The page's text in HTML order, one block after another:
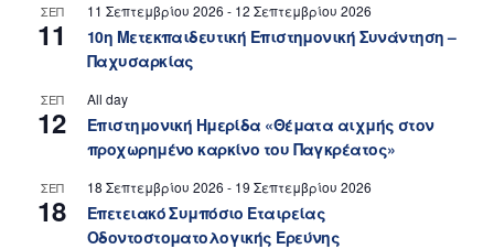
ΣΕΠ
11
11 Σεπτεμβρίου 2026 - 12 Σεπτεμβρίου 2026
10η Μετεκπαιδευτική Επιστημονική Συνάντηση –
Παχυσαρκίας
ΣΕΠ
12
All day
Επιστημονική Ημερίδα «Θέματα αιχμής στον
προχωρημένο καρκίνο του Παγκρέατος»
ΣΕΠ
18
18 Σεπτεμβρίου 2026 - 19 Σεπτεμβρίου 2026
Επετειακό Συμπόσιο Εταιρείας
Οδοντοστοματολογικής Ερεύνης